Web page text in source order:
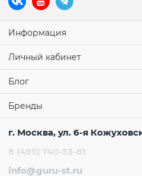
Информация
Личный кабинет
Блог
Бренды
г. Москва, ул. 6-я
8 (495) 740-53-81
info@guru-st.ru